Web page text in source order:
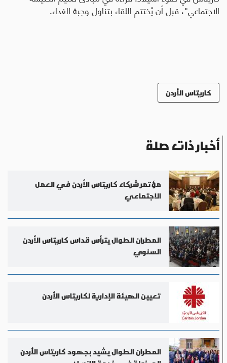
الاجتماعي"، قبل أن يُختتم اللقاء بتناول وجبة الغداء.
كاريتاس الأردن
أخبار ذات صلة
مؤتمر شركاء كاريتاس الأردن في العمل
الاجتماعي
المطران الطوال يترأس قداس كاريتاس الأردن
السنوي
تعيين الهيئة الإدارية لكاريتاس الأردن
المطران الطوال يشيد بجهود كاريتاس الأردن